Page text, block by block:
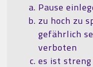
Pause
zu hoch zu
gefährlich
verboten
es ist